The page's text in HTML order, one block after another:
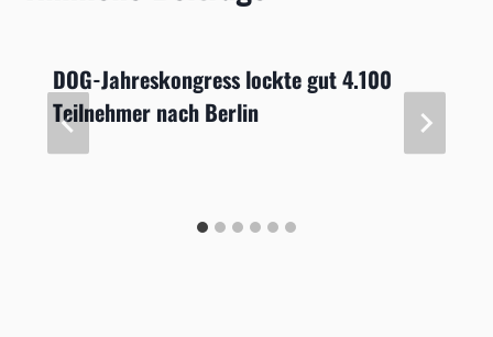
DOG-Jahreskongress lockte gut 4.100
Teilnehmer nach Berlin